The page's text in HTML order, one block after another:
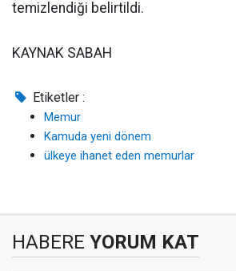
temizlendiği belirtildi.
KAYNAK SABAH
Etiketler :
Memur
Kamuda yeni dönem
ülkeye ihanet eden memurlar
HABERE YORUM KAT